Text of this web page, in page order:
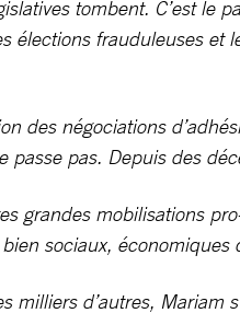
tombent. C’est le
élections frauduleuses
des négociations
passe pas. Depuis des
grandes mobilisations
sociaux,
d’autres, Mariam